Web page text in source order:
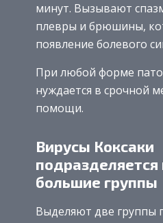
минут. Вызывают
плевры и брюшины,
появление болевого
При любой форме
нуждается в срочной
помощи.
Вирусы Коксаки
подразделяется
большие группы
Выделяют две группы